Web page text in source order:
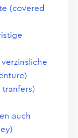
(covered
tranfers)
auch